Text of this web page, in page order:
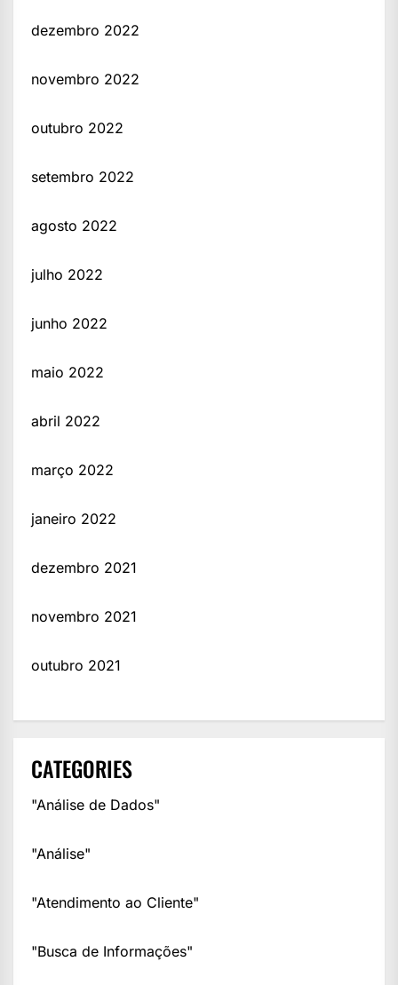
dezembro 2022
novembro 2022
outubro 2022
setembro 2022
agosto 2022
julho 2022
junho 2022
maio 2022
abril 2022
março 2022
janeiro 2022
dezembro 2021
novembro 2021
outubro 2021
CATEGORIES
"Análise de Dados"
"Análise"
"Atendimento ao Cliente"
"Busca de Informações"